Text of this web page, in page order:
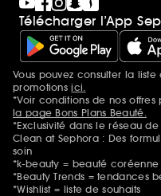
Télécharger l’App
Mentions
Vous pouvez consulter la
promotionsici.
*Voir conditions de nos offres
la page Bons Plans Beauté.
*Exclusivité dans le réseau
Clean at Sephora : Des
soin
*k-beauty = beauté coréenne
*Beauty Trends = tendances
*Wishlist = liste de souhaits